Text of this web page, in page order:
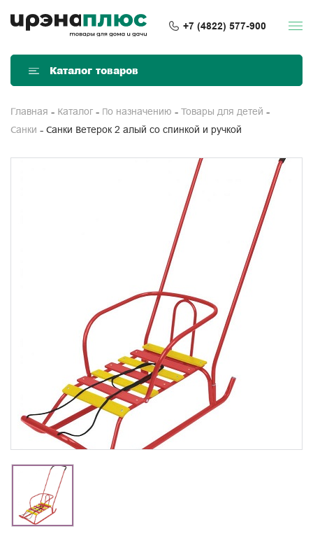
+7 (4822) 577-900
Каталог товаров
Главная Каталог По назначению Товары для детей
Санки Санки Ветерок 2 алый со спинкой и ручкой